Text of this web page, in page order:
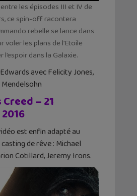
les épisodes III et IV de
ce spin-off racontera
rebelle se lance dans
voler les plans de l’Etoile
l’espoir dans la Galaxie.
avec Felicity Jones,
– 21
est enfin adapté au
de rêve : Michael
Cotillard, Jeremy Irons.